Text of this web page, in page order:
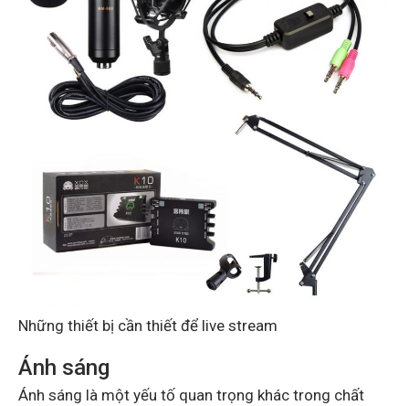
Những thiết bị cần thiết để live stream
Ánh sáng
Ánh sáng là một yếu tố quan trọng khác trong chất